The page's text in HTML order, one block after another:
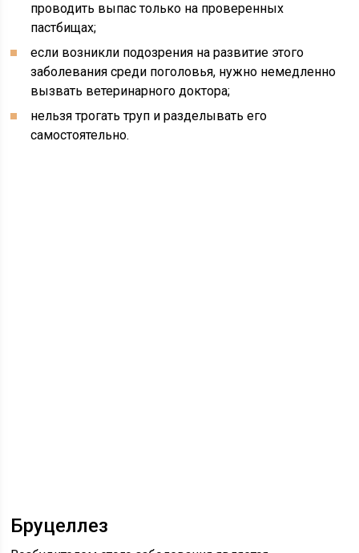
проводить выпас только на проверенных
пастбищах;
если возникли подозрения на развитие этого
заболевания среди поголовья, нужно немедленно
вызвать ветеринарного доктора;
нельзя трогать труп и разделывать его
самостоятельно.
Бруцеллез